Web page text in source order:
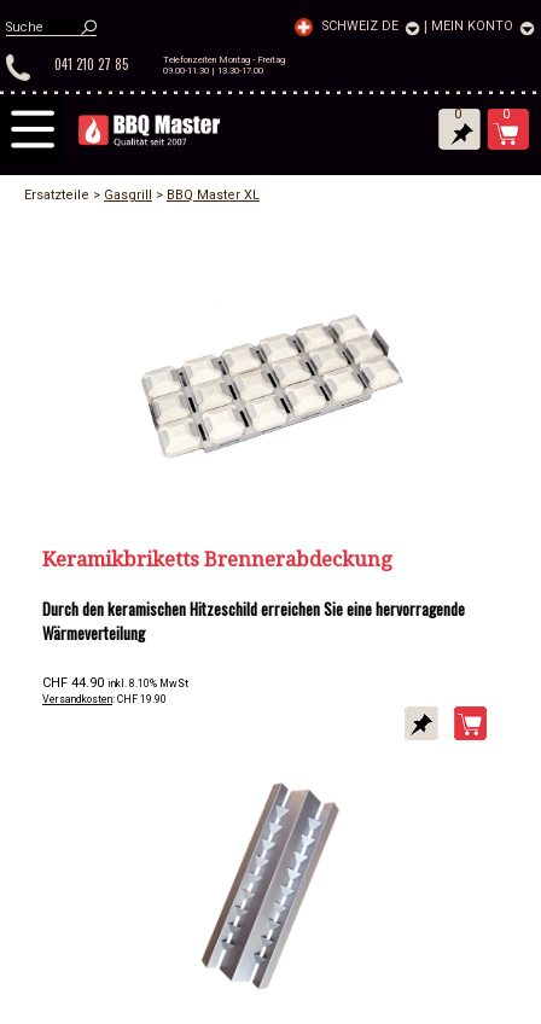
SCHWEIZ DE MEIN KONTO
041 210 27 85
Telefonzeiten Montag - Freitag
09.00-11.30 | 13.30-17.00
0 0
Ersatzteile > Gasgrill > BBQ Master XL
Keramikbriketts Brennerabdeckung
Durch den keramischen Hitzeschild erreichen Sie eine hervorragende
Wärmeverteilung
CHF 44.90 inkl. 8.10% MwSt
Versandkosten: CHF 19.90